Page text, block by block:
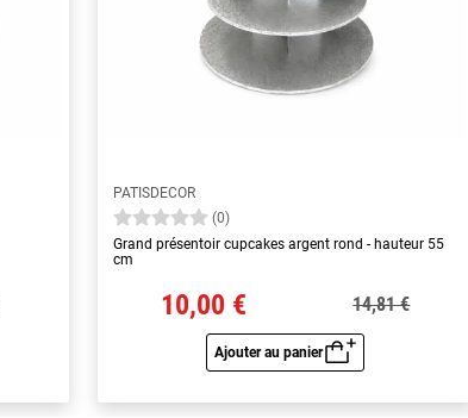
PATISDECOR
(0)
Grand présentoir cupcakes argent rond - hauteur 55
cm
10,00 € 14,81 €
Ajouter au panier
Aperçu rapide